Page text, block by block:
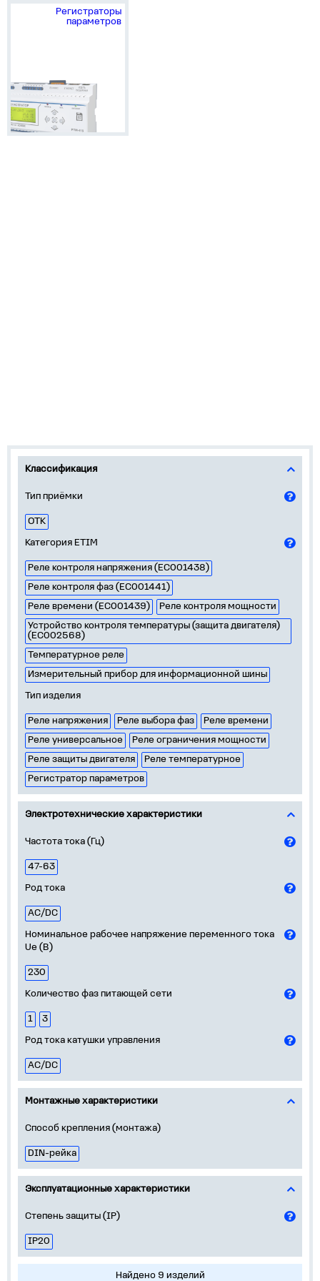
Классификация
Тип приёмки
ОТК
Категория ETIM
Реле контроля напряжения (EC001438)
Реле контроля фаз (EC001441)
Реле времени (EC001439)
Реле контроля мощности
Устройство контроля температуры (защита двигателя)
(EC002568)
Температурное реле
Измерительный прибор для информационной шины
Тип изделия
Реле напряжения Реле выбора фаз
Реле времени
Реле универсальное
Реле ограничения мощности
Реле защиты двигателя
Реле температурное
Регистратор параметров
Электротехнические характеристики
Частота тока (Гц)
47-63
Род тока
AC/DC
Номинальное рабочее напряжение переменного тока
Ue (В)
230
Количество фаз питающей сети
1
3
Род тока катушки управления
AC/DC
Монтажные характеристики
Способ крепления (монтажа)
DIN-рейка
Эксплуатационные характеристики
Степень защиты (IP)
IP20
Найдено 9 изделий
Регистраторы
параметров